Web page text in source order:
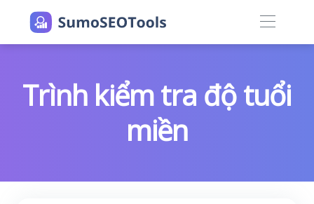
Trình kiểm tra độ tuổi
miền